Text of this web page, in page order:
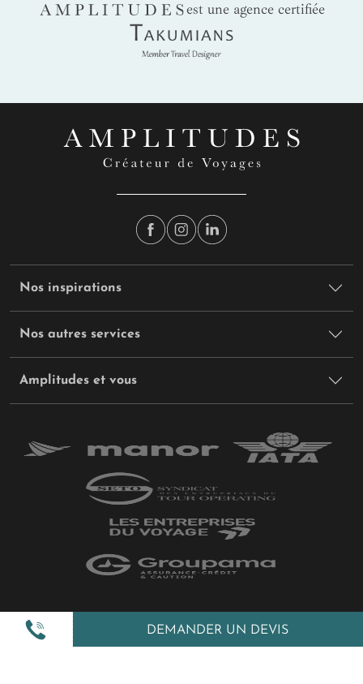
DEMANDER UN DEVIS
AMPLITUDES
est une agence certifiée
Takumians
Nos inspirations
Nos autres services
Amplitudes et vous
Plan du site
Politique de confidentialité